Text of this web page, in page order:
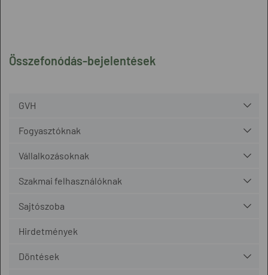
Összefonódás-bejelentések
GVH
Fogyasztóknak
Vállalkozásoknak
Szakmai felhasználóknak
Sajtószoba
Hirdetmények
Döntések